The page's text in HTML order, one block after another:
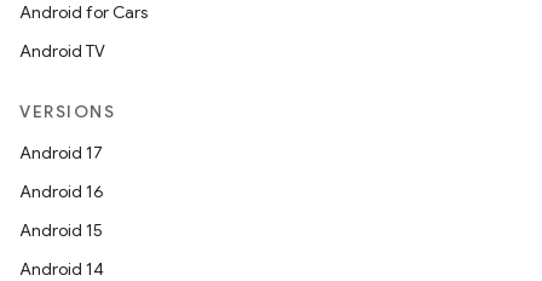
Android for Cars
Android TV
VERSIONS
Android 17
Android 16
Android 15
Android 14